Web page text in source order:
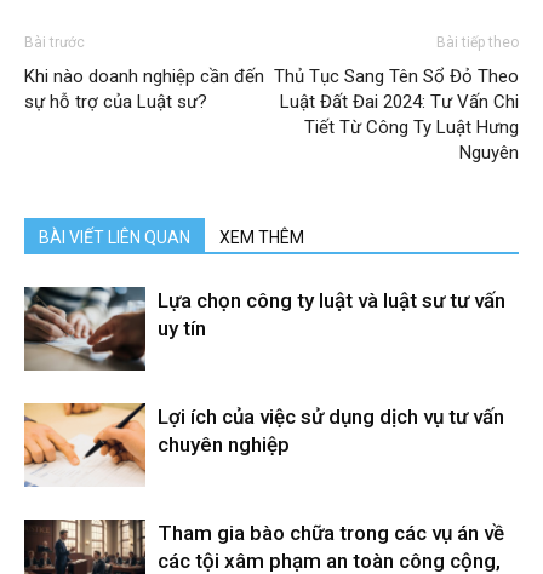
Bài trước
Khi nào doanh nghiệp cần đến
sự hỗ trợ của Luật sư?
Bài tiếp theo
Thủ Tục Sang Tên Sổ Đỏ Theo
Luật Đất Đai 2024: Tư Vấn Chi
Tiết Từ Công Ty Luật Hưng
Nguyên
BÀI VIẾT LIÊN QUAN XEM THÊM
Lựa chọn công ty luật và luật sư tư vấn
uy tín
Lợi ích của việc sử dụng dịch vụ tư vấn
chuyên nghiệp
Tham gia bào chữa trong các vụ án về
các tội xâm phạm an toàn công cộng,